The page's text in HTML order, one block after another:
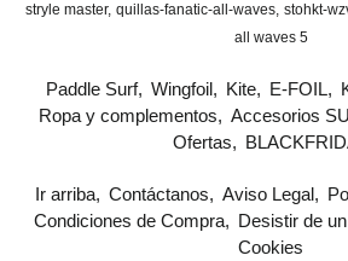
stryle master quillas-fanatic-all-waves stohkt-
all waves 5
Paddle Surf Wingfoil Kite E-FOIL
Ropa y complementos
Accesorios
Ofertas
Ir arriba Contáctanos Aviso Legal
Condiciones de Compra
Desistir de
Cookies